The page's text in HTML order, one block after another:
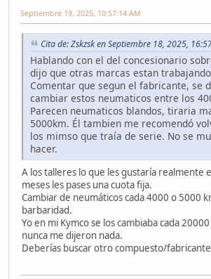
Septiembre 19, 2025, 10:57:14 AM
Cita de: Zskzsk en Septiembre 18, 2025,
Hablando con el del concesionario
dijo que otras marcas estan
Comentar que segun el fabricante, se
cambiar estos neumaticos entre los
Parecen neumaticos blandos, tiraria
5000km. Él tambien me recomendó
los mimso que traía de serie. No se
hacer.
A los talleres lo que les gustaría realmente
meses les pases una cuota fija.
Cambiar de neumáticos cada 4000 o 5000
barbaridad.
Yo en mi Kymco se los cambiaba cada
nunca me dijeron nada.
Deberías buscar otro compuesto/